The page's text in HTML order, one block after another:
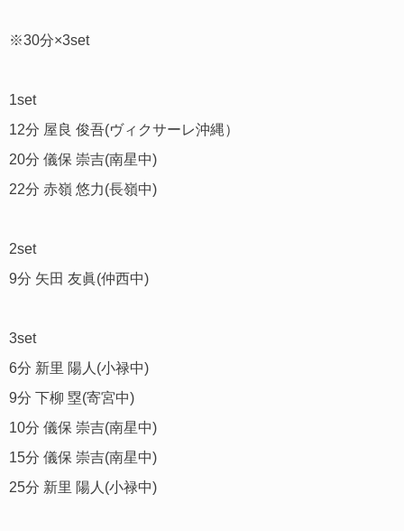
※30分×3set
1set
12分 屋良 俊吾(ヴィクサーレ沖縄）
20分 儀保 崇吉(南星中)
22分 赤嶺 悠力(長嶺中)
2set
9分 矢田 友眞(仲西中)
3set
6分 新里 陽人(小禄中)
9分 下柳 塁(寄宮中)
10分 儀保 崇吉(南星中)
15分 儀保 崇吉(南星中)
25分 新里 陽人(小禄中)